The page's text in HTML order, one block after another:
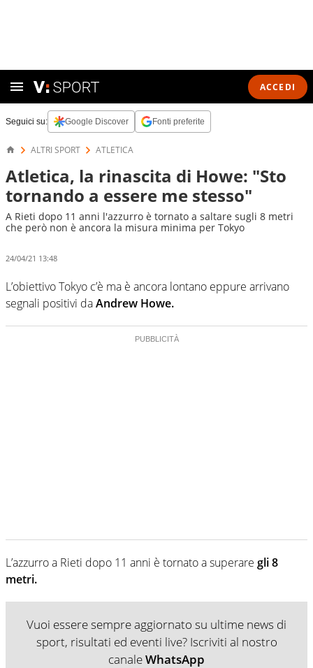
ACCEDI
Seguici su: Google Discover Fonti preferite
ALTRI SPORT ATLETICA
Atletica, la rinascita di Howe: "Sto
tornando a essere me stesso"
A Rieti dopo 11 anni l'azzurro è tornato a saltare sugli 8 metri
che però non è ancora la misura minima per Tokyo
24/04/21 13:48
L’obiettivo Tokyo c’è ma è ancora lontano eppure arrivano
segnali positivi daAndrew Howe.
L’azzurro a Rieti dopo 11 anni è tornato a superare gli 8
metri.
Vuoi essere sempre aggiornato su ultime news di
sport, risultati ed eventi live? Iscriviti al nostro
canaleWhatsApp